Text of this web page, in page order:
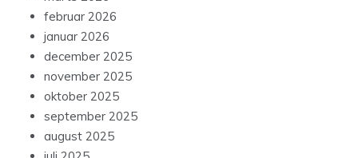
februar 2026
januar 2026
december 2025
november 2025
oktober 2025
september 2025
august 2025